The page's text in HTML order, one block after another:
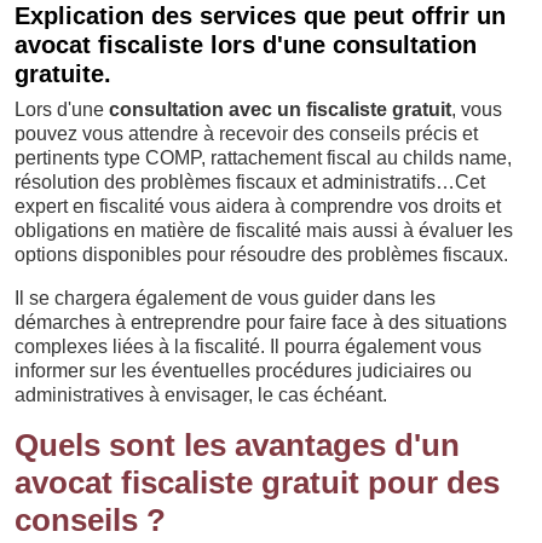
Explication des services que peut offrir un
avocat fiscaliste lors d'une consultation
gratuite.
Lors d'une consultation avec un fiscaliste gratuit, vous
pouvez vous attendre à recevoir des conseils précis et
pertinents type COMP, rattachement fiscal au childs name,
résolution des problèmes fiscaux et administratifs…Cet
expert en fiscalité vous aidera à comprendre vos droits et
obligations en matière de fiscalité mais aussi à évaluer les
options disponibles pour résoudre des problèmes fiscaux.
Il se chargera également de vous guider dans les
démarches à entreprendre pour faire face à des situations
complexes liées à la fiscalité. Il pourra également vous
informer sur les éventuelles procédures judiciaires ou
administratives à envisager, le cas échéant.
Quels sont les avantages d'un
avocat fiscaliste gratuit pour des
conseils ?